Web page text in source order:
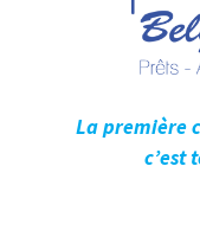
La première
c’est